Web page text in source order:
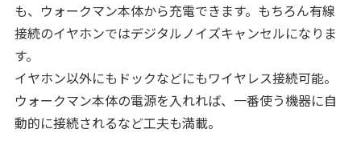
も、ウォークマン本体から充電できます。もちろん有線
接続のイヤホンではデジタルノイズキャンセルになりま
す。
イヤホン以外にもドックなどにもワイヤレス接続可能。
ウォークマン本体の電源を入れれば、一番使う機器に自
動的に接続されるなど工夫も満載。